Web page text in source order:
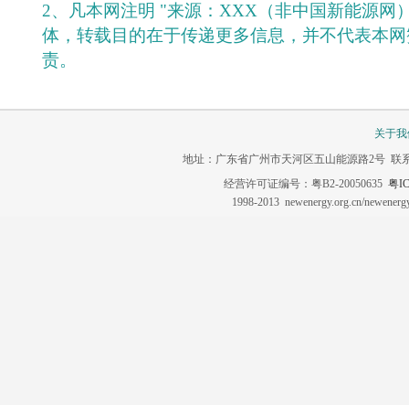
2、凡本网注明 "来源：XXX（非中国新能源网
体，转载目的在于传递更多信息，并不代表本
责。
关于
地址：广东省广州市天河区五山能源路2号 联
经营许可证编号：粤B2-20050635 粤
1998-2013 newenergy.org.cn/